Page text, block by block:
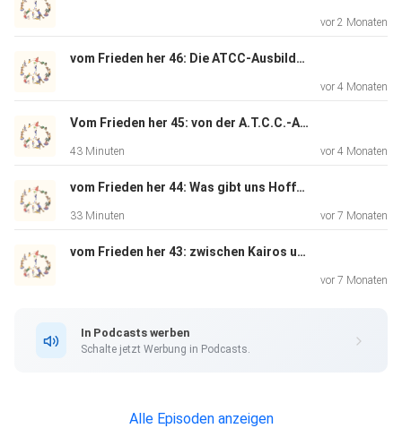
vor 2 Monaten
vom Frieden her 46: Die ATCC-Ausbildungen aus Sicht der beiden Ausbilder*innen
vor 4 Monaten
Vom Frieden her 45: von der A.T.C.C.-Ausbildung und ihren Ausgebildeten
43 Minuten vor 4 Monaten
vom Frieden her 44: Was gibt uns Hoffnung?
33 Minuten vor 7 Monaten
vom Frieden her 43: zwischen Kairos und Chronos
vor 7 Monaten
In Podcasts werben
Schalte jetzt Werbung in Podcasts.
Alle Episoden anzeigen